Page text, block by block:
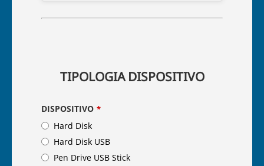
TIPOLOGIA DISPOSITIVO
DISPOSITIVO *
Hard Disk
Hard Disk USB
Pen Drive USB Stick